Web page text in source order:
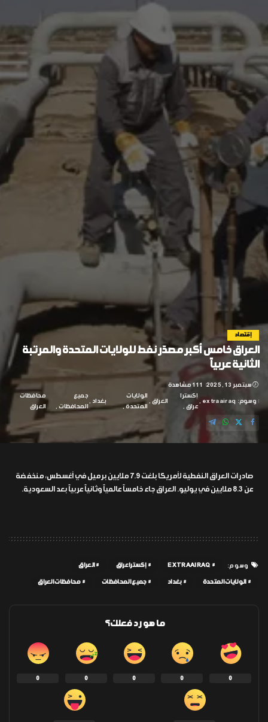
إقتصاد
العراق خامس أكبر مصدّر نفط للولايات المتحدة والمرتبة
الثانية عربياً
سبتمبر 13, 2025 111 مشاهدة
وسوم: extraairaq
إكسترا
عراق
العراق
الولايات
المتحدة
بغداد
جميع
المحافظات
محافظات
العراق
صادرات العراق النفطية لأمريكا بلغت 7.9 ملايين برميل في أغسطس، منخفضة
عن 8.3 ملايين في يوليو. العراق جاء خامساً عالمياً وثانياً عربياً بعد السعودية.
وسوم: EXTRAAIRAQ إكسترا عراق العراق
الولايات المتحدة بغداد جميع المحافظات محافظات العراق
ما هو رد فعلك؟
0
0
0
0
0